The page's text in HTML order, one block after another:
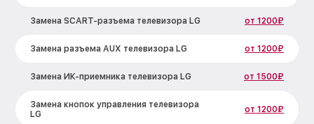
Замена SCART-разъема телевизора LG от 1200₽
Замена разъема AUX телевизора LG от 1200₽
Замена ИК-приемника телевизора LG от 1500₽
Замена кнопок управления телевизора
LG
от 1200₽